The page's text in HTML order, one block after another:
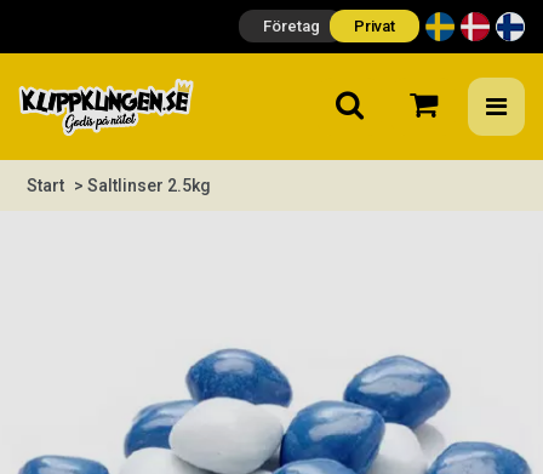
Företag Privat
Start > Saltlinser 2.5kg